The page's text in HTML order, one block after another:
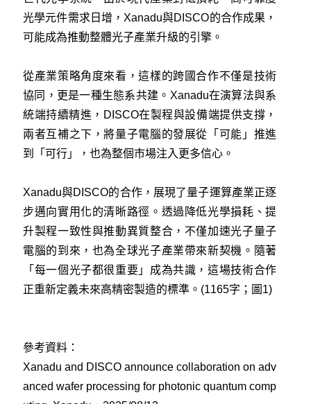
光學元件需求日增，Xanadu與DISCO的合作成果，
可能成為推動整體光子產業升級的引擎。
從產業策略角度來看，這樣的跨國合作不僅是技術
協同，更是一種生態系共建。Xanadu在演算法與系
統端持續精進，DISCO在製程與設備端提供支撐，
兩者互補之下，將量子電腦的發展從「可能」推進
到「可行」，也為整個市場注入更多信心。
Xanadu與DISCO的合作，展現了量子運算產業正逐
步邁向實用化的清晰路徑。透過降低光學損耗、提
升製程一致性與推動異質整合，不僅加速光子量子
電腦的到來，也為全球光子產業帶來新契機。隨著
「每一個光子都很重要」成為共識，這場技術合作
正重新定義未來高精密製造的標準。(1165字；圖1)
參考資料：
Xanadu and DISCO announce collaboration on adv
anced wafer processing for photonic quantum comp